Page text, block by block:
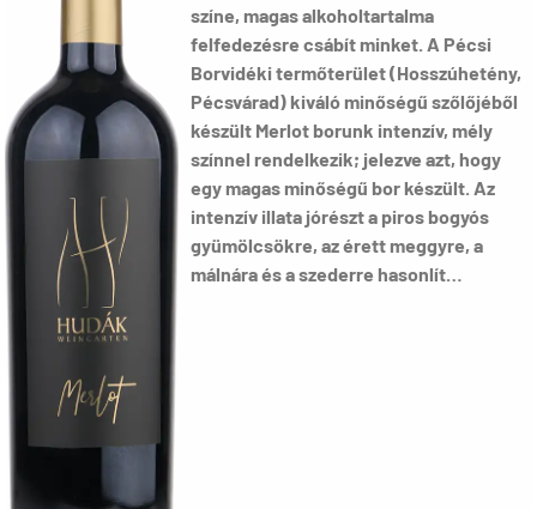
színe, magas alkoholtartalma
felfedezésre csábít minket. A Pécsi
Borvidéki termőterület (Hosszúhetény,
Pécsvárad) kiváló minőségű szőlőjéből
készült Merlot borunk intenzív, mély
színnel rendelkezik; jelezve azt, hogy
egy magas minőségű bor készült. Az
intenzív illata jórészt a piros bogyós
gyümölcsökre, az érett meggyre, a
málnára és a szederre hasonlít…